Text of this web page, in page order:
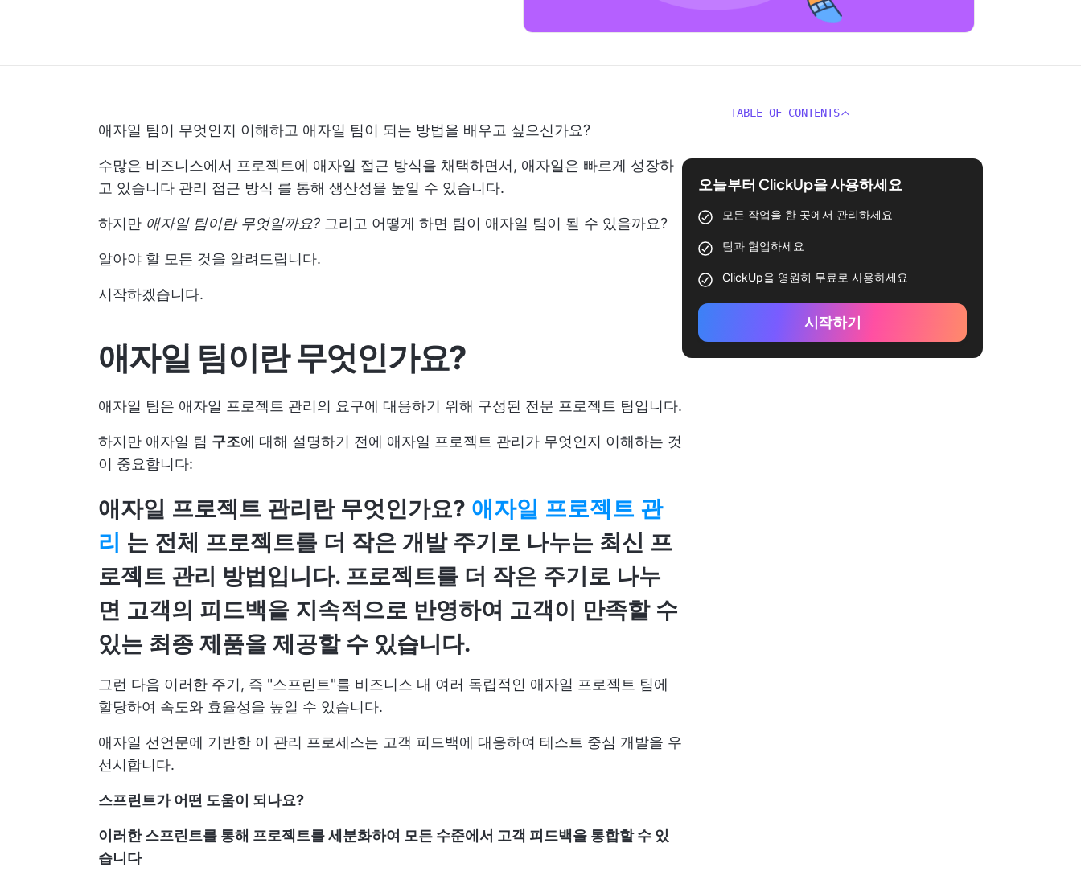
애자일 팀이 무엇인지 이해하고 애자일 팀이 되는 방법을 배우고 싶으신가요?
수많은 비즈니스에서 프로젝트에 애자일 접근 방식을 채택하면서, 애자일은 빠르게 성장하
고 있습니다 관리 접근 방식 를 통해 생산성을 높일 수 있습니다.
하지만 애자일 팀이란 무엇일까요? 그리고 어떻게 하면 팀이 애자일 팀이 될 수 있을까요?
알아야 할 모든 것을 알려드립니다.
시작하겠습니다.
애자일 팀이란 무엇인가요?
애자일 팀은 애자일 프로젝트 관리의 요구에 대응하기 위해 구성된 전문 프로젝트 팀입니다.
하지만 애자일 팀 구조에 대해 설명하기 전에 애자일 프로젝트 관리가 무엇인지 이해하는 것
이 중요합니다:
애자일 프로젝트 관리란 무엇인가요? 애자일 프로젝트 관
리 는 전체 프로젝트를 더 작은 개발 주기로 나누는 최신 프
로젝트 관리 방법입니다. 프로젝트를 더 작은 주기로 나누
면 고객의 피드백을 지속적으로 반영하여 고객이 만족할 수
있는 최종 제품을 제공할 수 있습니다.
그런 다음 이러한 주기, 즉 "스프린트"를 비즈니스 내 여러 독립적인 애자일 프로젝트 팀에
할당하여 속도와 효율성을 높일 수 있습니다.
애자일 선언문에 기반한 이 관리 프로세스는 고객 피드백에 대응하여 테스트 중심 개발을 우
선시합니다.
스프린트가 어떤 도움이 되나요?
이러한 스프린트를 통해 프로젝트를 세분화하여 모든 수준에서 고객 피드백을 통합할 수 있
습니다
TABLE OF CONTENTS
오늘부터 ClickUp을 사용하세요
모든 작업을 한 곳에서 관리하세요
팀과 협업하세요
ClickUp을 영원히 무료로 사용하세요
시작하기